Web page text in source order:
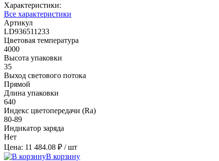
Характеристики:
Все характеристики
Артикул
LD936511233
Цветовая температура
4000
Высота упаковки
35
Выход светового потока
Прямой
Длина упаковки
640
Индекс цветопередачи (Ra)
80-89
Индикатор заряда
Нет
Цена: 11 484.08 ₽ / шт
В корзину